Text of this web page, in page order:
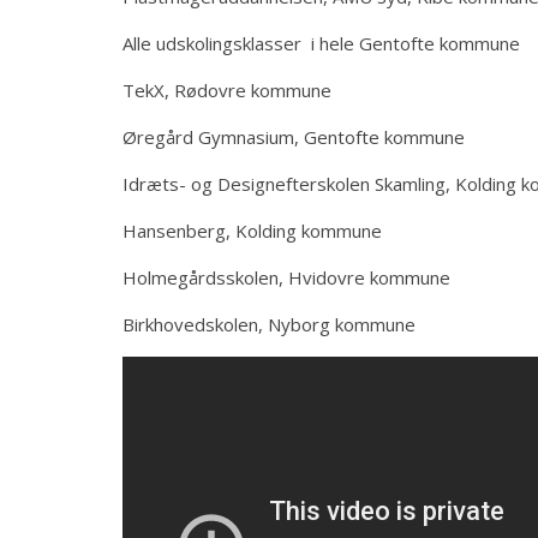
Alle udskolingsklasser i hele Gentofte kommune
TekX, Rødovre kommune
Øregård Gymnasium, Gentofte kommune
Idræts- og Designefterskolen Skamling, Kolding
Hansenberg, Kolding kommune
Holmegårdsskolen, Hvidovre kommune
Birkhovedskolen, Nyborg kommune